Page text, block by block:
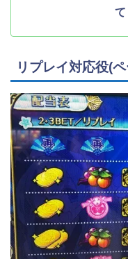
て
リプレイ対応役(